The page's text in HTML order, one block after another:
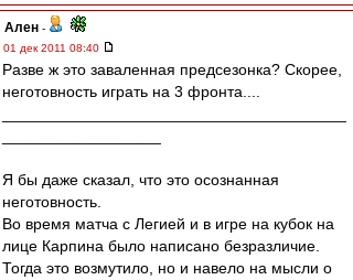
Ален -
01 дек 2011 08:40
Разве ж это заваленная предсезонка? Скорее,
неготовность играть на 3 фронта....
Я бы даже сказал, что это осознанная
неготовность.
Во время матча с Легией и в игре на кубок на
лице Карпина было написано безразличие.
Тогда это возмутило, но и навело на мысли о